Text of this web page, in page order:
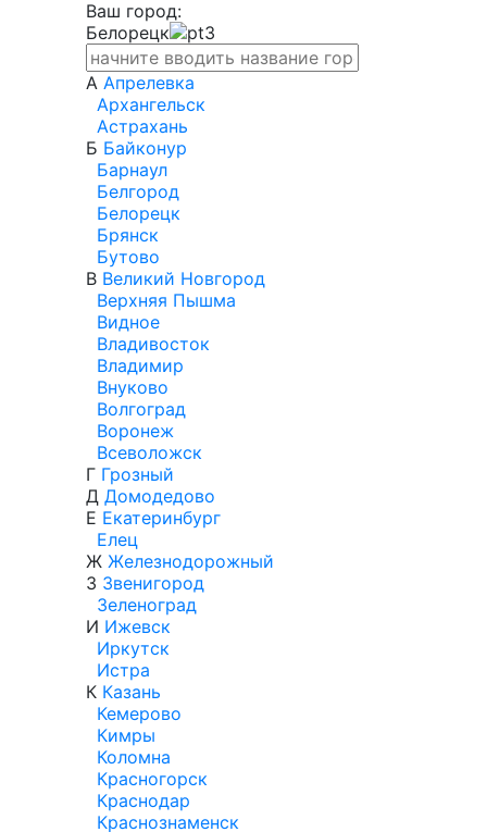
Ваш город:
Белорецк
А Апрелевка
Архангельск
Астрахань
Б Байконур
Барнаул
Белгород
Белорецк
Брянск
Бутово
В Великий Новгород
Верхняя Пышма
Видное
Владивосток
Владимир
Внуково
Волгоград
Воронеж
Всеволожск
Г Грозный
Д Домодедово
Е Екатеринбург
Елец
Ж Железнодорожный
З Звенигород
Зеленоград
И Ижевск
Иркутск
Истра
К Казань
Кемерово
Кимры
Коломна
Красногорск
Краснодар
Краснознаменск